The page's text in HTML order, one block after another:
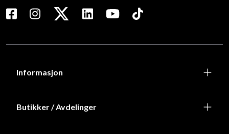
Informasjon
Butikker / Avdelinger